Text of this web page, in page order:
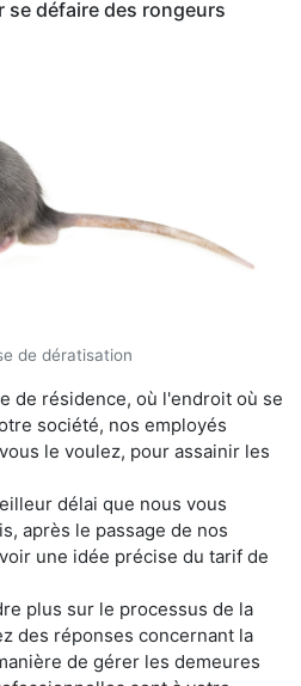
se défaire des rongeurs
de dératisation
de résidence, où l'endroit où se
société, nos employés
le voulez, pour assainir les
délai que nous vous
après le passage de nos
une idée précise du tarif de
plus sur le processus de la
des réponses concernant la
de gérer les demeures